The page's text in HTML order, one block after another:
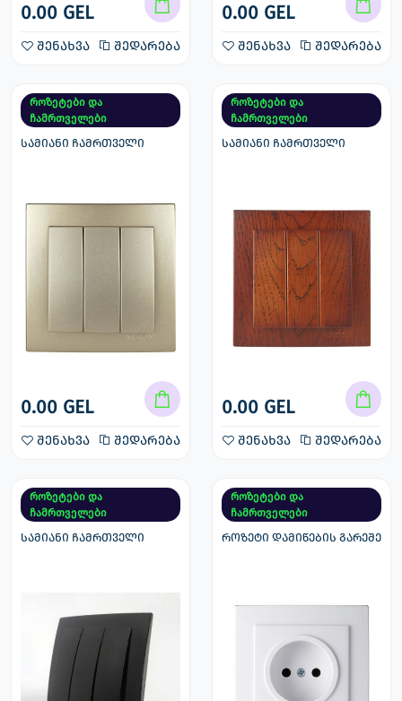
0.00 GEL
შენახვა შედარება
0.00 GEL
შენახვა შედარება
როზეტები და
ჩამრთველები
სამიანი ჩამრთველი
0.00 GEL
შენახვა შედარება
როზეტები და
ჩამრთველები
სამიანი ჩამრთველი
0.00 GEL
შენახვა შედარება
როზეტები და
ჩამრთველები
სამიანი ჩამრთველი
როზეტები და
ჩამრთველები
როზეტი დამიწების გარეშე